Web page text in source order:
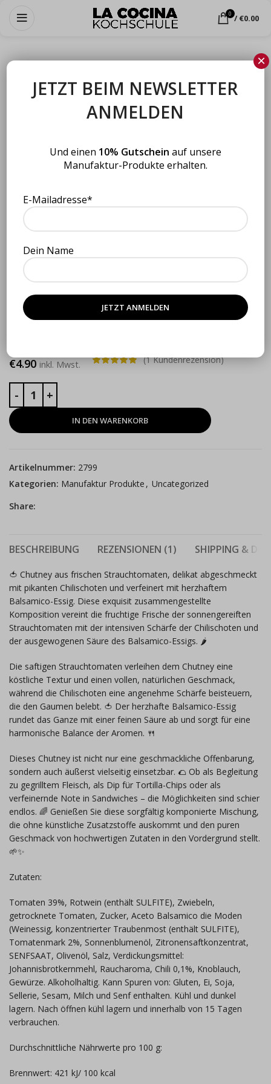
0 / €0.00
Tomate & Chilischoten Chutney
(175 ml)
€4.90 inkl. Mwst. (1Kundenrezension)
IN DEN WARENKORB
Artikelnummer: 2799
Kategorien: Manufaktur Produkte , Uncategorized
Share:
BESCHREIBUNG REZENSIONEN (1) SHIPPING &
🍅 Chutney aus frischen Strauchtomaten, delikat abgeschmeckt
mit pikanten Chilischoten und verfeinert mit herzhaftem
Balsamico-Essig. Diese exquisit zusammengestellte
Komposition vereint die fruchtige Frische der sonnengereiften
Strauchtomaten mit der intensiven Schärfe der Chilischoten und
der ausgewogenen Säure des Balsamico-Essigs. 🌶️
Die saftigen Strauchtomaten verleihen dem Chutney eine
köstliche Textur und einen vollen, natürlichen Geschmack,
während die Chilischoten eine angenehme Schärfe beisteuern,
die den Gaumen belebt. 🍅 Der herzhafte Balsamico-Essig
rundet das Ganze mit einer feinen Säure ab und sorgt für eine
harmonische Balance der Aromen. 🍴
Dieses Chutney ist nicht nur eine geschmackliche Offenbarung,
sondern auch äußerst vielseitig einsetzbar. 🌮 Ob als Begleitung
zu gegrilltem Fleisch, als Dip für Tortilla-Chips oder als
verfeinernde Note in Sandwiches – die Möglichkeiten sind schier
endlos. 🌈 Genießen Sie diese sorgfältig komponierte Mischung,
die ohne künstliche Zusatzstoffe auskommt und den puren
Geschmack von hochwertigen Zutaten in den Vordergrund stellt.
🌱✨
Zutaten:
Tomaten 39%, Rotwein (enthält SULFITE), Zwiebeln,
getrocknete Tomaten, Zucker, Aceto Balsamico die Moden
(Weinessig, konzentrierter Traubenmost (enthält SULFITE),
Tomatenmark 2%, Sonnenblumenöl, Zitronensaftkonzentrat,
SENFSAAT, Olivenöl, Salz, Verdickungsmittel:
Johannisbrotkernmehl, Raucharoma, Chili 0,1%, Knoblauch,
Gewürze. Alkoholhaltig. Kann Spuren von: Gluten, Ei, Soja,
Sellerie, Sesam, Milch und Senf enthalten. Kühl und dunkel
lagern. Nach öffnen kühl lagern und innerhalb von 15 Tagen
verbrauchen.
Durchschnittliche Nährwerte pro 100 g:
Brennwert: 421 kJ/ 100 kcal
JETZT BEIM NEWSLETTER
ANMELDEN
Und einen 10% Gutschein auf unsere
Manufaktur-Produkte erhalten.
E-Mailadresse*
Dein Name
×